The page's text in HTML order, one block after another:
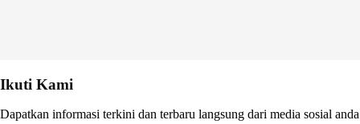
Ikuti Kami
Dapatkan informasi terkini dan terbaru langsung dari media sosial anda